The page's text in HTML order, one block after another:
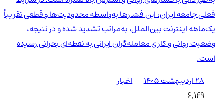
فعلی جامعه ایران، این فشارها به‌واسطه محدودیت‌ها و قطعی تقریباً
یک‌ماهه اینترنت بین‌الملل، به‌مراتب تشدید شده و در نتیجه،
وضعیت روانی و کاری معامله‌گران ایرانی به نقطه‌ای بحرانی رسیده
است.
۲۸ اردیبهشت ۱۴۰۵
اخبار
6,149